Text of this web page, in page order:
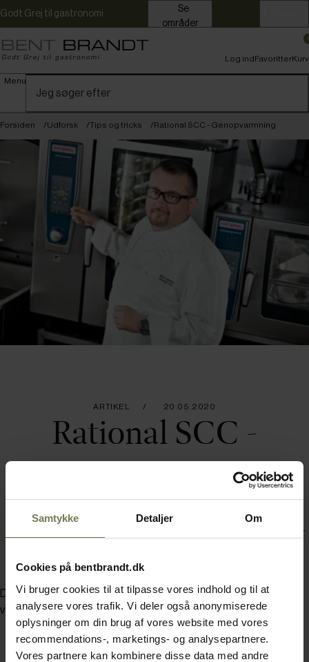
Samtykke Detaljer Om
Cookies på bentbrandt.dk
Vi bruger cookies til at tilpasse vores indhold og til at
analysere vores trafik. Vi deler også anonymiserede
oplysninger om din brug af vores website med vores
recommendations-, marketings- og analysepartnere.
Vores partnere kan kombinere disse data med andre
Godt Grej til gastronomi
områder
Menu
Log indFavoritterKurv
Forsiden Udforsk Tips og tricks Rational SCC - Genopvarmning
ARTIKEL 20.05.2020
Rational SCC -
Genopvarmning
Brug Rational SCC-ovnen til at genopvarme. Se her
Du skal accepterer marketing-cookies for at kunne se denne
video.